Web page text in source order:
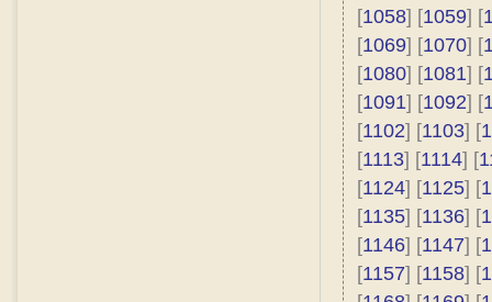
[1058] [1059] [
[1069] [1070] [
[1080] [1081] [
[1091] [1092] [
[1102] [1103] [
[1113] [1114] [
[1124] [1125] [
[1135] [1136] [
[1146] [1147] [
[1157] [1158] [